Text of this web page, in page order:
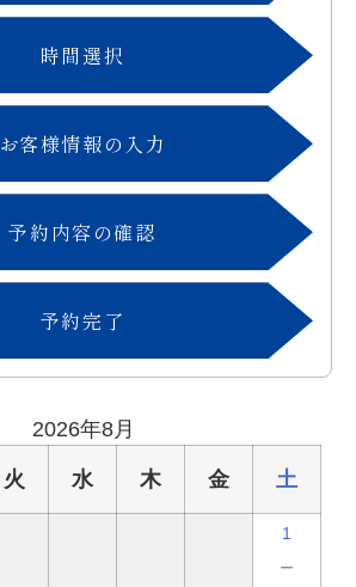
時間選択
お客様情報の入力
予約内容の確認
予約完了
2026年8月
火 水 木 金 土
1
－